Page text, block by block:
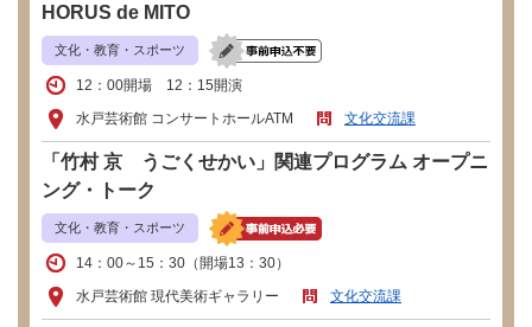
HORUS de MITO
文化・教育・スポーツ
12：00開場 12：15開演
水戸芸術館 コンサートホールATM
文化交流課
「竹村 京 うごくせかい」関連プログラム オープニ
ング・トーク
文化・教育・スポーツ
14：00～15：30（開場13：30）
水戸芸術館 現代美術ギャラリー
文化交流課